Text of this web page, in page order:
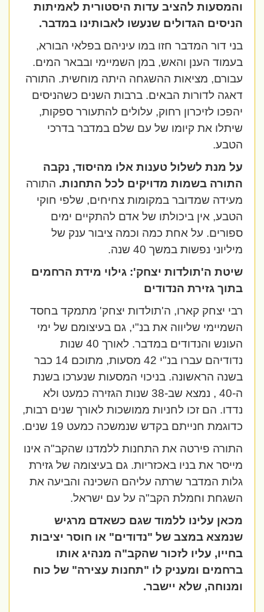
והמסעות להציב עדות היסטורית לאמיתות
הניסים הגדולים שנעשו לאבותינו במדבר.
בני דור המדבר חזו במו עיניהם בפלאי הבורא,
בעמוד הענן והאש, במן השמיימי ובבאר המים.
עבורם, מציאות ההשגחה היתה מוחשית. התורה
דאגה לדורות הבאים. ברבות השנים כשהניסים
יהפכו לזיכרון רחוק, עלולים להתעורר ספקות,
שיתלו את קיומו של עם שלם במדבר בדרכי
הטבע.
על מנת לשלול טענות אלו מהיסוד, נקבה
התורה בשמות מדויקים לכל התחנות.התורה
מעידה שמדובר במקומות צחיחים, שלפי חוקי
הטבע, אין ביכולתו של אדם להתקיים ימים
ספורים. על אחת כמה וכמה ציבור ענק של
מיליוני נפשות במשך 40 שנה.
שיטת ה'תולדות יצחק': גילוי מידת הרחמים
בתוך גזירת הנדודים
רבי יצחק קארו, ה'תולדות יצחק' מתמקד בחסד
השמיימי שליווה את בנ"י, גם בעיצומם של ימי
העונש והנדודים במדבר.
לאורך 40 שנות
נדודיהם עברו בנ"י 42 מסעות, מתוכם 14 כבר
בשנה הראשונה. בניכוי המסעות שנערכו בשנת
ה-40 , נמצא שב-38 שנות הגזירה כמעט ולא
נדדו. הם זכו לחניות ממושכות לאורך שנים רבות,
כדוגמת חנייתם בקדש שנמשכה כמעט 19 שנים.
התורה פירטה את התחנות ללמדנו שהקב"ה אינו
מייסר את בניו באכזריות. גם בעיצומה של גזירת
גלות המדבר שרתה עליהם השכינה והביעה את
השגחת וחמלת הקב"ה על עם ישראל.
מכאן עלינו ללמוד שגם כשאדם מרגיש
שנמצא במצב של "נדודים" או חוסר יציבות
בחייו, עליו לזכור שהקב"ה מנהיג אותו
ברחמים ומעניק לו "תחנות עצירה" של כוח
ומנוחה, שלא יישבר.